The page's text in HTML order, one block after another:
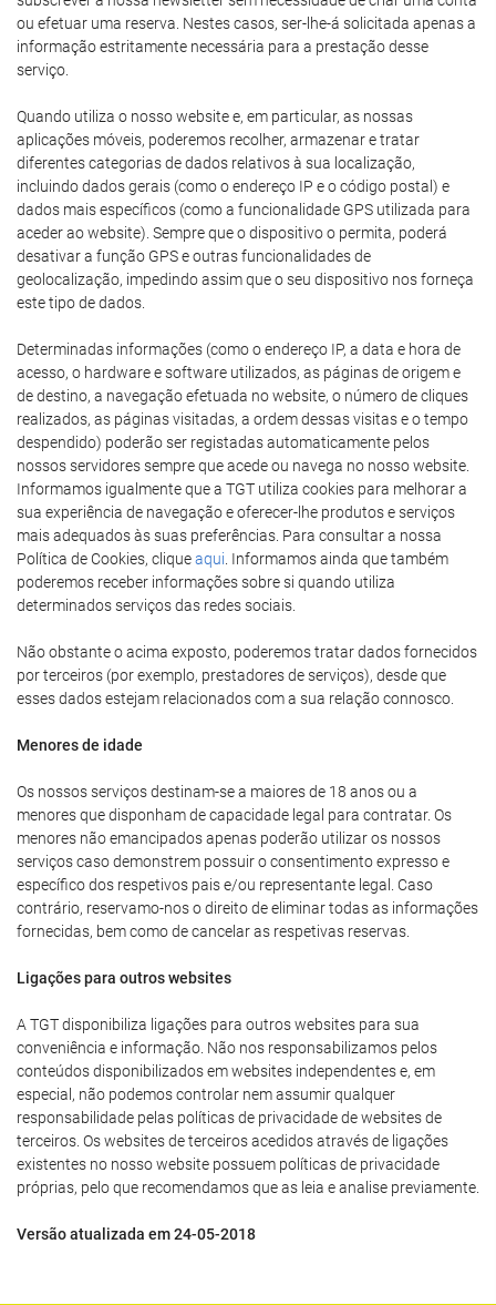
ou efetuar uma reserva. Nestes casos, ser-lhe-á solicitada apenas a
informação estritamente necessária para a prestação desse
serviço.
Quando utiliza o nosso website e, em particular, as nossas
aplicações móveis, poderemos recolher, armazenar e tratar
diferentes categorias de dados relativos à sua localização,
incluindo dados gerais (como o endereço IP e o código postal) e
dados mais específicos (como a funcionalidade GPS utilizada para
aceder ao website). Sempre que o dispositivo o permita, poderá
desativar a função GPS e outras funcionalidades de
geolocalização, impedindo assim que o seu dispositivo nos forneça
este tipo de dados.
Determinadas informações (como o endereço IP, a data e hora de
acesso, o hardware e software utilizados, as páginas de origem e
de destino, a navegação efetuada no website, o número de cliques
realizados, as páginas visitadas, a ordem dessas visitas e o tempo
despendido) poderão ser registadas automaticamente pelos
nossos servidores sempre que acede ou navega no nosso website.
Informamos igualmente que a TGT utiliza cookies para melhorar a
sua experiência de navegação e oferecer-lhe produtos e serviços
mais adequados às suas preferências. Para consultar a nossa
Política de Cookies, cliqueaqui . Informamos ainda que também
poderemos receber informações sobre si quando utiliza
determinados serviços das redes sociais.
Não obstante o acima exposto, poderemos tratar dados fornecidos
por terceiros (por exemplo, prestadores de serviços), desde que
esses dados estejam relacionados com a sua relação connosco.
Menores de idade
Os nossos serviços destinam-se a maiores de 18 anos ou a
menores que disponham de capacidade legal para contratar. Os
menores não emancipados apenas poderão utilizar os nossos
serviços caso demonstrem possuir o consentimento expresso e
específico dos respetivos pais e/ou representante legal. Caso
contrário, reservamo-nos o direito de eliminar todas as informações
fornecidas, bem como de cancelar as respetivas reservas.
Ligações para outros websites
A TGT disponibiliza ligações para outros websites para sua
conveniência e informação. Não nos responsabilizamos pelos
conteúdos disponibilizados em websites independentes e, em
especial, não podemos controlar nem assumir qualquer
responsabilidade pelas políticas de privacidade de websites de
terceiros. Os websites de terceiros acedidos através de ligações
existentes no nosso website possuem políticas de privacidade
próprias, pelo que recomendamos que as leia e analise previamente.
Versão atualizada em 24-05-2018